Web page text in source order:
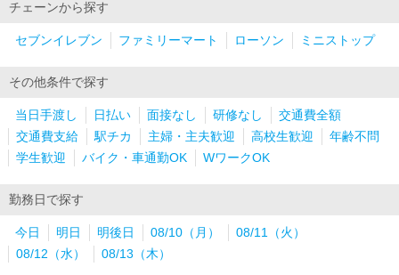
チェーンから探す
セブンイレブン ファミリーマート ローソン ミニストップ
その他条件で探す
当日手渡し 日払い 面接なし 研修なし
交通費全額
交通費支給
駅チカ 主婦・主夫歓迎 高校生歓迎
年齢不問
学生歓迎
バイク・車通勤OK WワークOK
勤務日で探す
今日 明日 明後日 08/10（月）
08/11（火）
08/12（水）
08/13（木）